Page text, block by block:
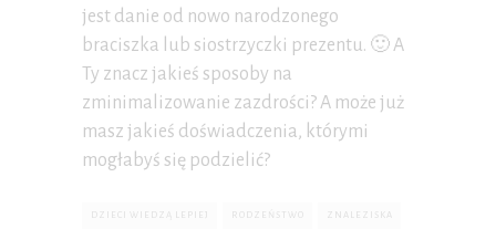
jest danie od nowo narodzonego
braciszka lub siostrzyczki prezentu. 🙂 A
Ty znacz jakieś sposoby na
zminimalizowanie zazdrości? A może już
masz jakieś doświadczenia, którymi
mogłabyś się podzielić?
DZIECI WIEDZĄ LEPIEJ RODZEŃSTWO ZNALEZISKA